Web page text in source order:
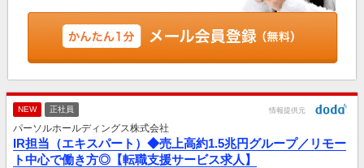
NEW 正社員 情報提供元
パーソルホールディングス株式会社
IR担当（エキスパート）◆売上高約1.5兆円グループ／リモー
ト中心で働き方◎【転職支援サービス求人】